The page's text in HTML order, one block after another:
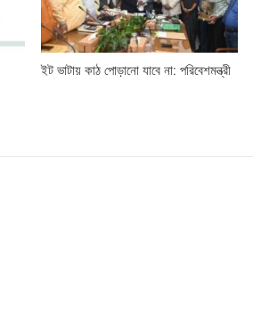
ইট ভাটায় কাঠ পোড়ানো যাবে না: পরিবেশমন্ত্রী